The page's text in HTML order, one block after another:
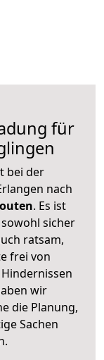
für
bei der
nach
. Es ist
sicher
ratsam,
frei von
wir
die Planung,
Sachen